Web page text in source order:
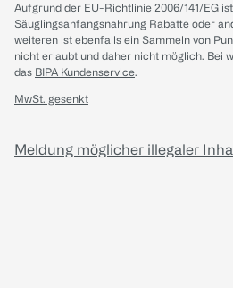
Aufgrund der EU-Richtlinie 2006/141/EG
Säuglingsanfangsnahrung Rabatte oder
weiteren ist ebenfalls ein Sammeln von
nicht erlaubt und daher nicht möglich. Bei
das BIPA Kundenservice.
MwSt. gesenkt
Meldung möglicher illegaler